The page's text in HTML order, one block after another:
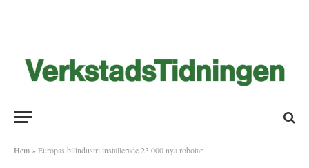
Hem » Europas bilindustri installerade 23 000 nya robotar